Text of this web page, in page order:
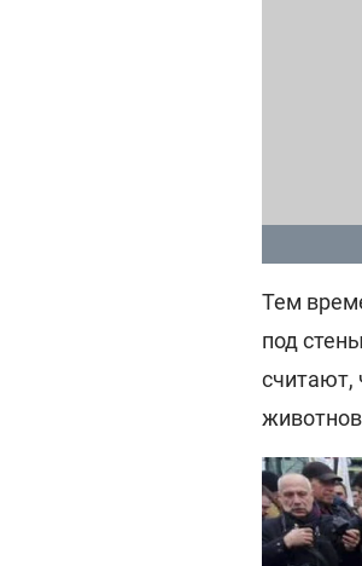
Тем
под
считают,